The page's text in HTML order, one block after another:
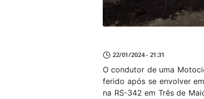
22/01/2024 - 21:31
O condutor de uma
ferido após se envolver
na RS-342 em Três de